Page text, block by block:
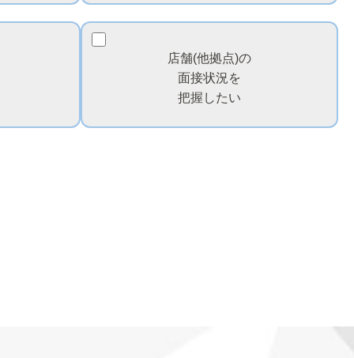
店舗(他拠点)の
面接状況を
把握したい